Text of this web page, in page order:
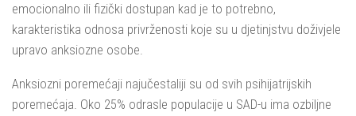
emocionalno ili fizički dostupan kad je to potrebno,
karakteristika odnosa privrženosti koje su u djetinjstvu doživjele
upravo anksiozne osobe.
Anksiozni poremećaji najučestaliji su od svih psihijatrijskih
poremećaja. Oko 25% odrasle populacije u SAD-u ima ozbiljne